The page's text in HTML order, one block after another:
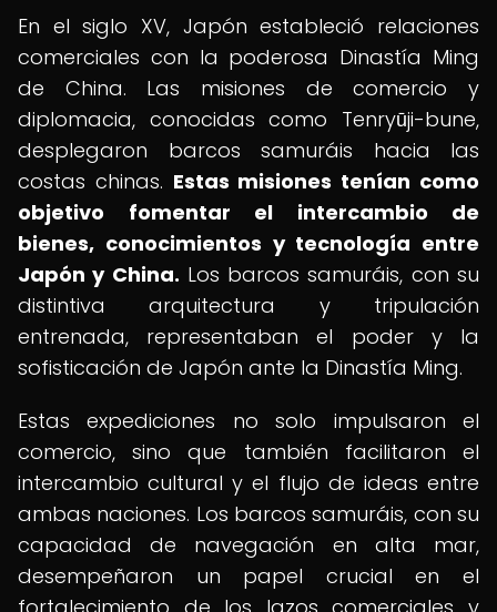
En el siglo XV, Japón estableció relaciones
comerciales con la poderosa Dinastía Ming
de China. Las misiones de comercio y
diplomacia, conocidas como Tenryūji-bune,
desplegaron barcos samuráis hacia las
costas chinas. Estas misiones tenían como
objetivo fomentar el intercambio de
bienes, conocimientos y tecnología entre
Japón y China. Los barcos samuráis, con su
distintiva arquitectura y tripulación
entrenada, representaban el poder y la
sofisticación de Japón ante la Dinastía Ming.
Estas expediciones no solo impulsaron el
comercio, sino que también facilitaron el
intercambio cultural y el flujo de ideas entre
ambas naciones. Los barcos samuráis, con su
capacidad de navegación en alta mar,
desempeñaron un papel crucial en el